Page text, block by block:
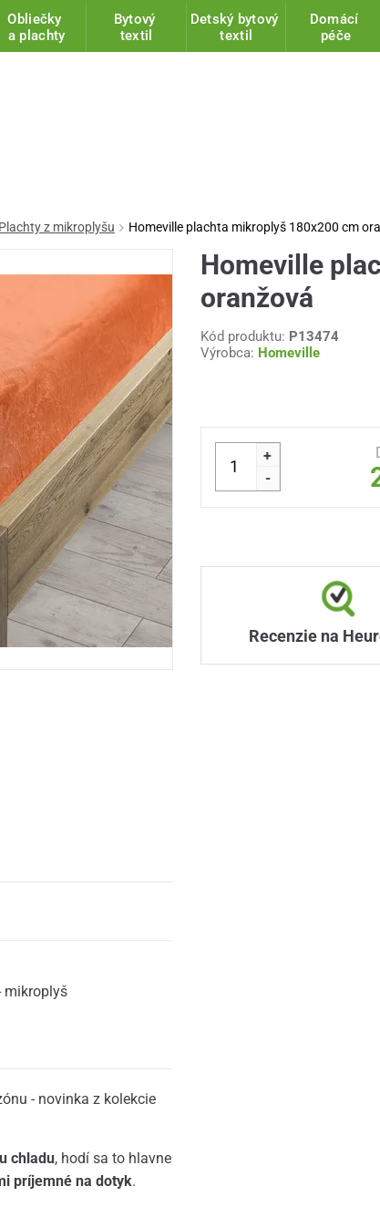
Obliečky
a plachty
Bytový
textil
Detský bytový
textil
Domácí
péče
Plachty z mikroplyšu Homeville plachta mikroplyš 180x200 cm
mikroplyš
- novinka z kolekcie
chladu, hodí sa to hlavne
príjemné na dotyk.
Homeville
oranžová
Kód produktu: P13474
Výrobca: Homeville
+
-
Recenzie na